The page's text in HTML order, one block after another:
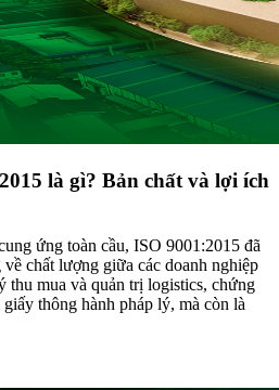
là gì? Bản chất và lợi ích
ứng toàn cầu, ISO 9001:2015 đã
chất lượng giữa các doanh nghiệp
mua và quản trị logistics, chứng
thông hành pháp lý, mà còn là